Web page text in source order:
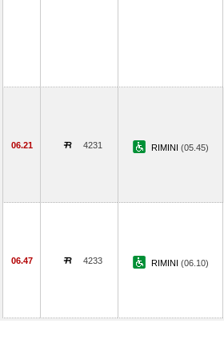
06.21 4231 RIMINI (05.45)
06.47 4233 RIMINI (06.10)